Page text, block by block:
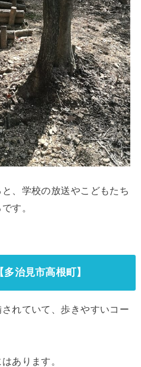
、学校の放送やこどもたち
す。
治見市高根町】
れていて、歩きやすいコー
あります。